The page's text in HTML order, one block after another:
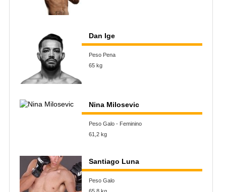
Dan Ige
Peso Pena
65 kg
Nina Milosevic
Peso Galo - Feminino
61,2 kg
Santiago Luna
Peso Galo